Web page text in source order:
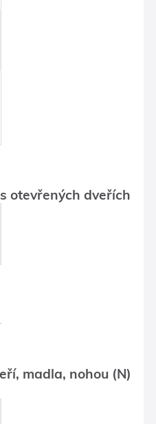
otevřených dveřích
madla, nohou (N)